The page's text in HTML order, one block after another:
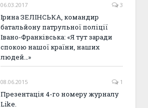
06.03.2017 3
Ірина ЗЕЛІНСЬКА, командир
батальйону патрульної поліції
Івано-Франківська: «Я тут заради
спокою нашої країни, наших
людей…»
08.06.2015 1
Презентація 4-го номеру журналу
Like.